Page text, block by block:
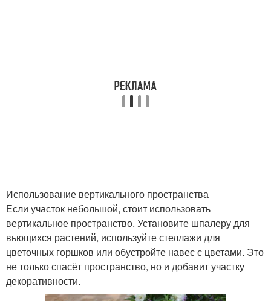
Использование вертикального пространства
Если участок небольшой, стоит использовать
вертикальное пространство. Установите шпалеру для
вьющихся растений, используйте стеллажи для
цветочных горшков или обустройте навес с цветами. Это
не только спасёт пространство, но и добавит участку
декоративности.